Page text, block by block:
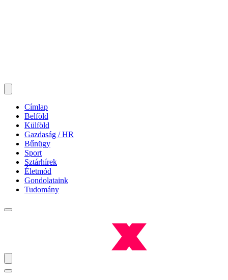
Címlap
Belföld
Külföld
Gazdaság / HR
Bűnügy
Sport
Sztárhírek
Életmód
Gondolataink
Tudomány